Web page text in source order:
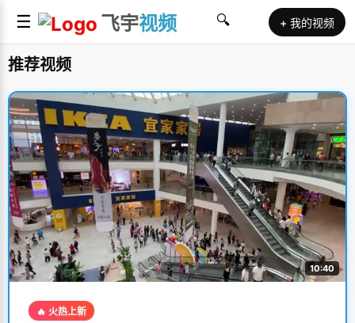
☰ 飞宇视频 🔍 + 我的视频
推荐视频
10:40
🔥 火热上新